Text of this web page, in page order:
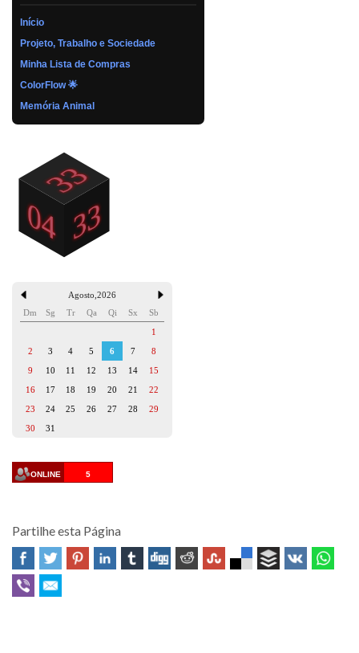
Início
Projeto, Trabalho e Sociedade
Minha Lista de Compras
ColorFlow 🌟
Memória Animal
Agosto 2026
Dm
Sg Tr Qa Qi Sx
Sb
1
2
3 4 5 6 7
8
9
10 11 12 13 14
15
16
17 18 19 20 21
22
23
24 25 26 27 28
29
30
31
ONLINE 5
Partilhe esta Página